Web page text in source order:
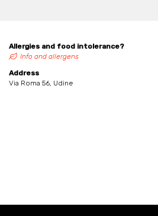
Allergies and food intolerance?
Info and allergens
Address
Via Roma 56, Udine